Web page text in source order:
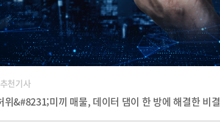
천기사
위&#8231;미끼 매물, 데이터 댐이 한 방에 해결한 비결